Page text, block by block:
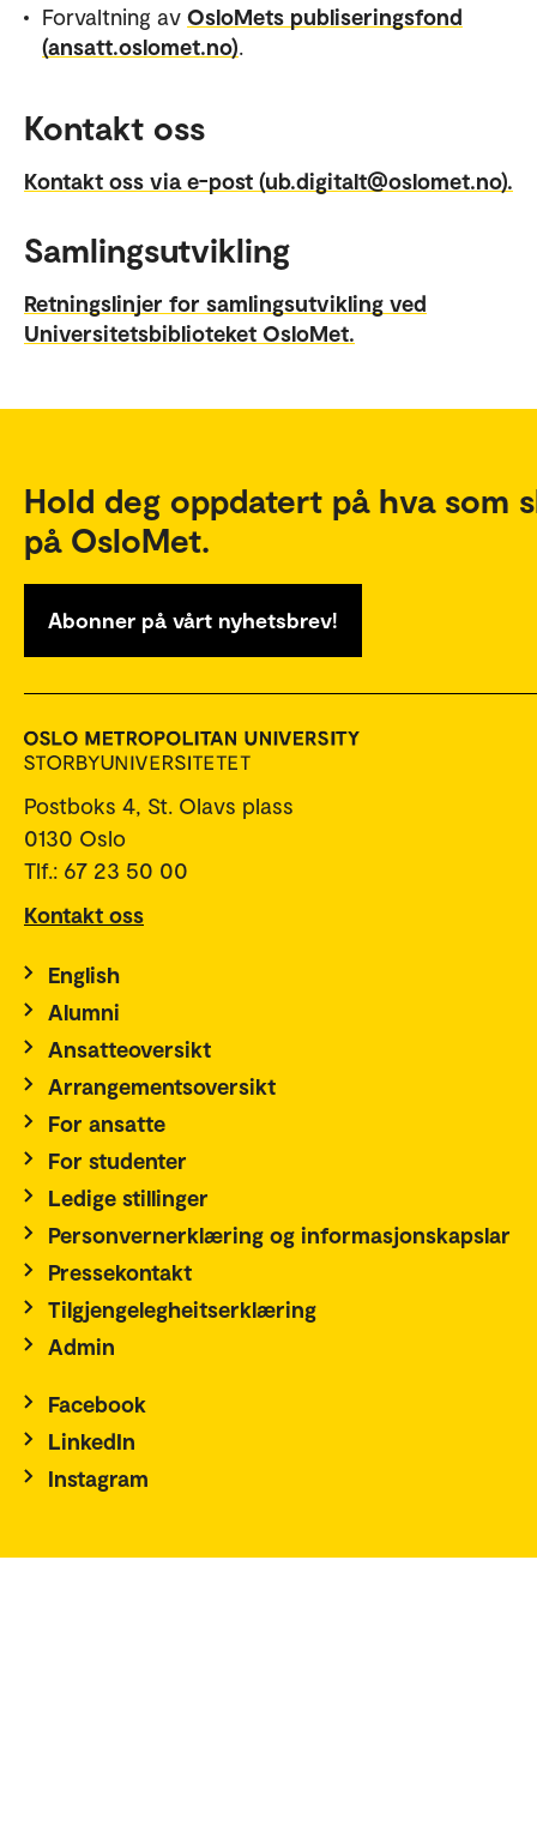
Forvaltning av OsloMets publiseringsfond
(ansatt.oslomet.no)
Kontakt oss
Kontakt oss via e-post (ub.digitalt@oslomet.no).
Samlingsutvikling
Retningslinjer for samlingsutvikling ved
Universitetsbiblioteket OsloMet.
Hold deg oppdatert på hva som
på OsloMet.
Abonner på vårt nyhetsbrev!
Postboks 4, St. Olavs plass
0130 Oslo
Tlf.: 67 23 50 00
Kontakt oss
English
Alumni
Ansatteoversikt
Arrangementsoversikt
For ansatte
For studenter
Ledige stillinger
Personvernerklæring og informasjonskapslar
Pressekontakt
Tilgjengelegheitserklæring
Admin
Facebook
LinkedIn
Instagram